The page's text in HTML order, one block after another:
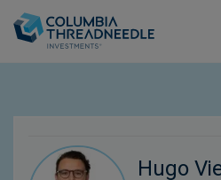
Hugo